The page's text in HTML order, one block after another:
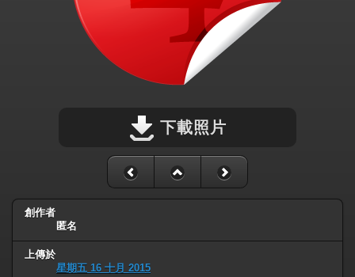
下載照片
創作者
匿名
上傳於
星期五 16 十月 2015